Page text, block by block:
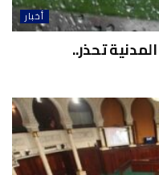
أخبار
تحذر..